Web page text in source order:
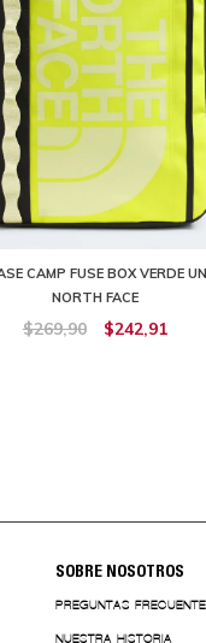
CAMP FUSE BOX VERDE
NORTH FACE
$269,90 $242,91
SOBRE NOSOTROS
PREGUNTAS
NUESTRA HISTORIA